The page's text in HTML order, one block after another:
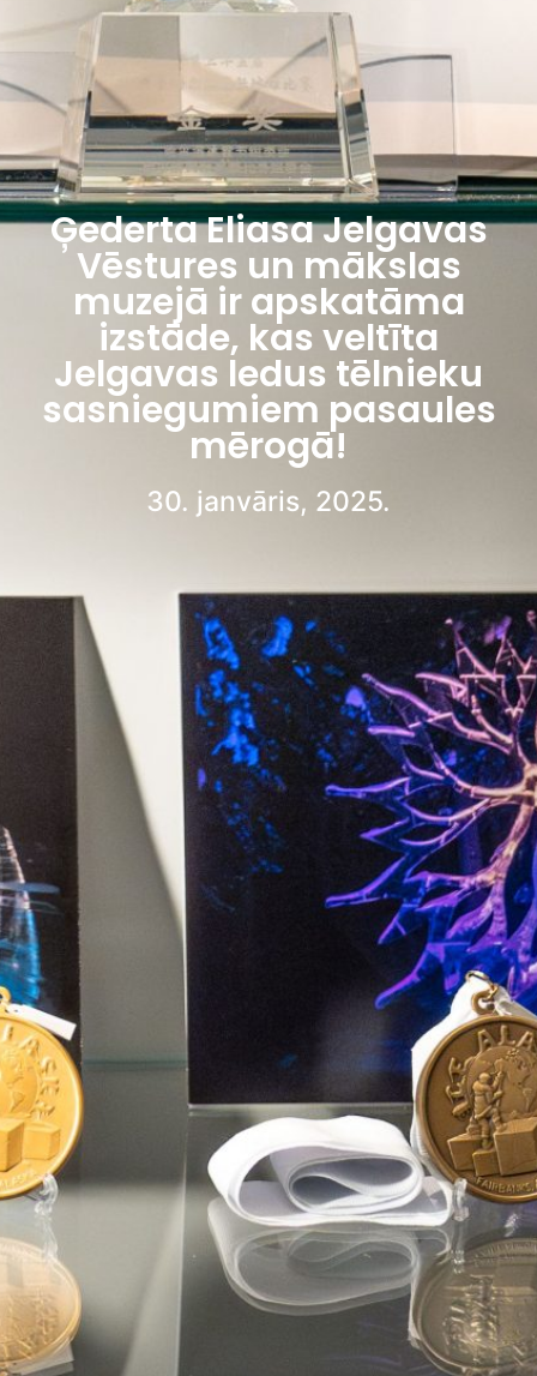
Ģederta Eliasa Jelgavas
Vēstures un mākslas
muzejā ir apskatāma
izstāde, kas veltīta
Jelgavas ledus tēlnieku
sasniegumiem pasaules
mērogā!
30. janvāris, 2025.